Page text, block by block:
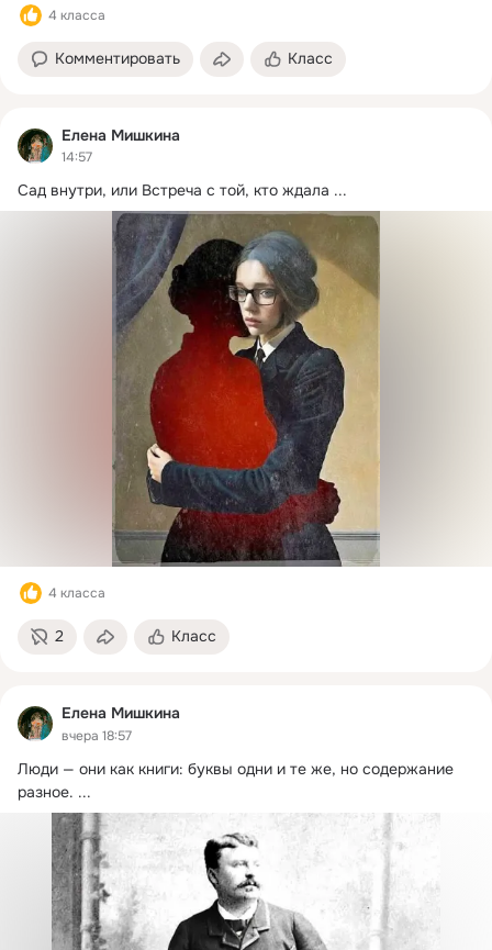
4 класса
Комментировать Класс
Елена Мишкина
14:57
Сад внутри, или Встреча с той, кто ждала ...
4 класса
2 Класс
Елена Мишкина
вчера 18:57
Люди — они как книги: буквы одни и те же, но содержание
разное. ...